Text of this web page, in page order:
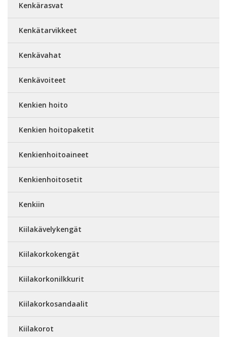
Kenkärasvat
Kenkätarvikkeet
Kenkävahat
Kenkävoiteet
Kenkien hoito
Kenkien hoitopaketit
Kenkienhoitoaineet
Kenkienhoitosetit
Kenkiin
Kiilakävelykengät
Kiilakorkokengät
Kiilakorkonilkkurit
Kiilakorkosandaalit
Kiilakorot